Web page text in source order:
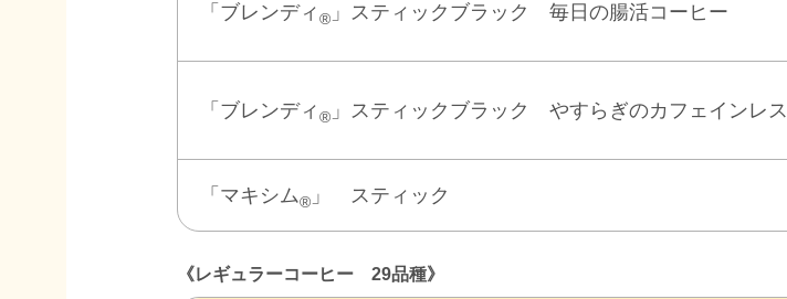
「ブレンディ ® 」スティックブラック 毎日の腸活コーヒー
「ブレンディ ® 」スティックブラック やすらぎのカフェインレス
「マキシム® 」 スティック
《レギュラーコーヒー 29品種》